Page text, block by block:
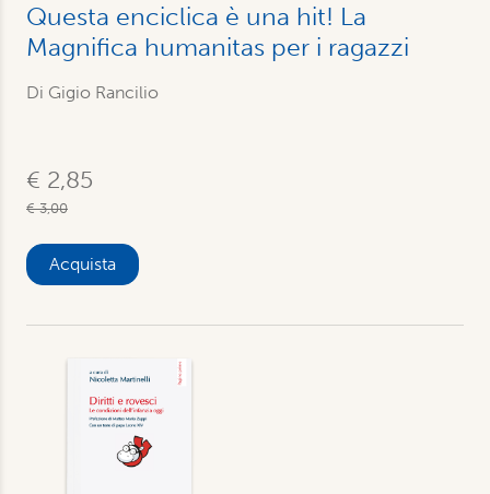
Questa enciclica è una hit! La
Magnifica humanitas per i ragazzi
Di Gigio Rancilio
€ 2,85
€ 3,00
Acquista